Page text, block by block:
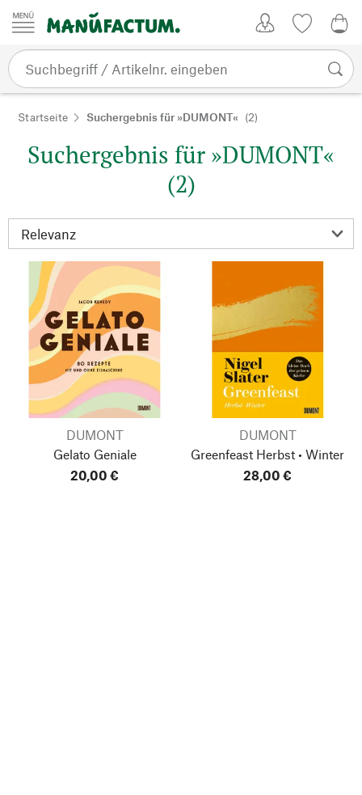
Zum Inhalt springen
Startseite Suchergebnis für »DUMONT« (2)
Suchergebnis für »DUMONT«
(2)
DUMONT
Gelato Geniale
20,00 €
DUMONT
Greenfeast Herbst • Winter
28,00 €